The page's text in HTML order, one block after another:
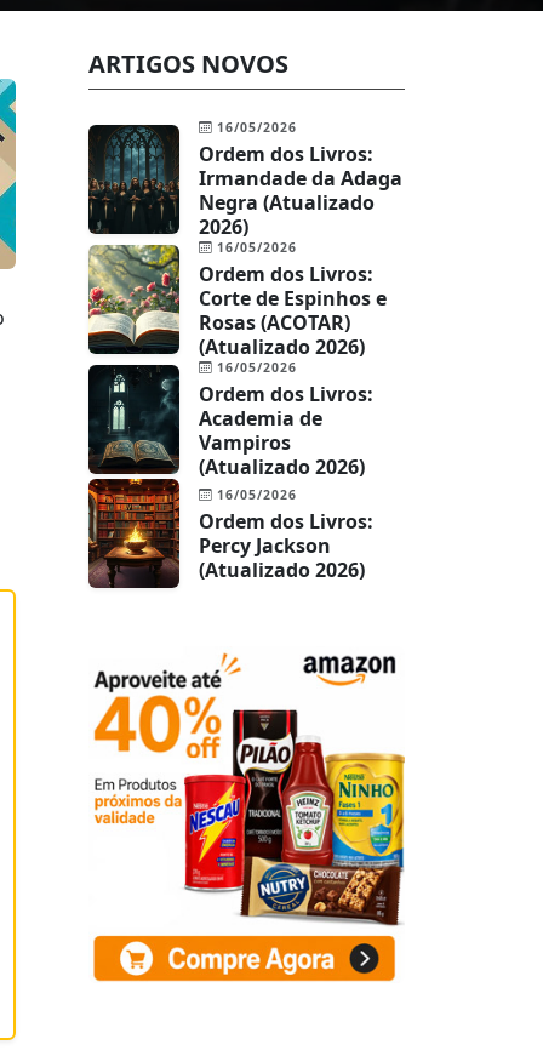
ARTIGOS NOVOS
16/05/2026
Ordem dos Livros:
Irmandade da Adaga
Negra (Atualizado
2026)
16/05/2026
Ordem dos Livros:
Corte de Espinhos e
Rosas (ACOTAR)
(Atualizado 2026)
16/05/2026
Ordem dos Livros:
Academia de
Vampiros
(Atualizado 2026)
16/05/2026
Ordem dos Livros:
Percy Jackson
(Atualizado 2026)